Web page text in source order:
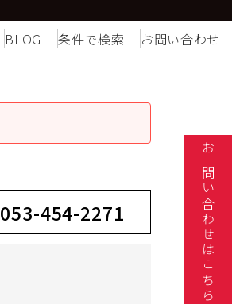
BLOG 条件で検索 お問い合わせ
053-454-2271 お問い合わせはこちら